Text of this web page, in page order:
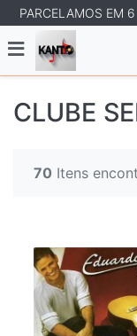
PARCELAMOS EM
CLUBE
70 Itens